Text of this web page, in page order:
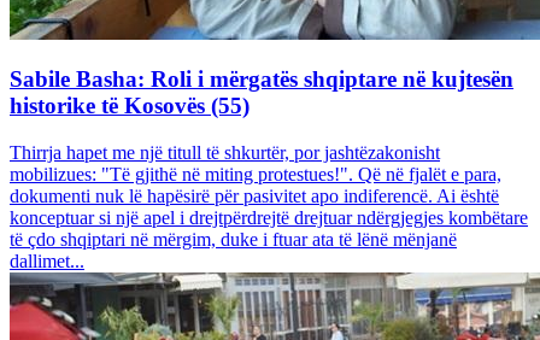
Sabile Basha: Roli i mërgatës shqiptare në kujtesën
historike të Kosovës (55)
Thirrja hapet me një titull të shkurtër, por jashtëzakonisht
mobilizues: "Të gjithë në miting protestues!". Që në fjalët e para,
dokumenti nuk lë hapësirë për pasivitet apo indiferencë. Ai është
konceptuar si një apel i drejtpërdrejtë drejtuar ndërgjegjes kombëtare
të çdo shqiptari në mërgim, duke i ftuar ata të lënë mënjanë
dallimet...